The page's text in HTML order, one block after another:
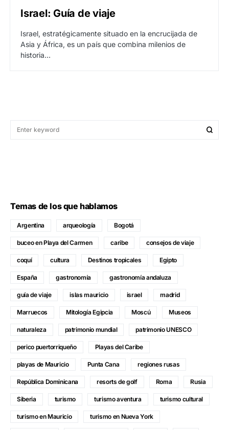
Israel: Guía de viaje
Israel, estratégicamente situado en la encrucijada de
Asia y África, es un país que combina milenios de
historia…
Temas de los que hablamos
Argentina arqueología Bogotá
buceo en Playa del Carmen caribe consejos de viaje
coquí cultura Destinos tropicales Egipto
España gastronomía gastronomía andaluza
guía de viaje islas mauricio israel madrid
Marruecos Mitología Egipcia Moscú Museos
naturaleza patrimonio mundial patrimonio UNESCO
perico puertorriqueño Playas del Caribe
playas de Mauricio Punta Cana regiones rusas
República Dominicana resorts de golf Roma Rusia
Siberia turismo turismo aventura turismo cultural
turismo en Mauricio turismo en Nueva York